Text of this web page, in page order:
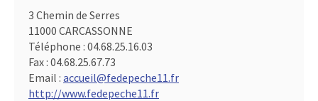
3 Chemin de Serres
11000 CARCASSONNE
Téléphone : 04.68.25.16.03
Fax : 04.68.25.67.73
Email : accueil@fedepeche11.fr
http://www.fedepeche11.fr